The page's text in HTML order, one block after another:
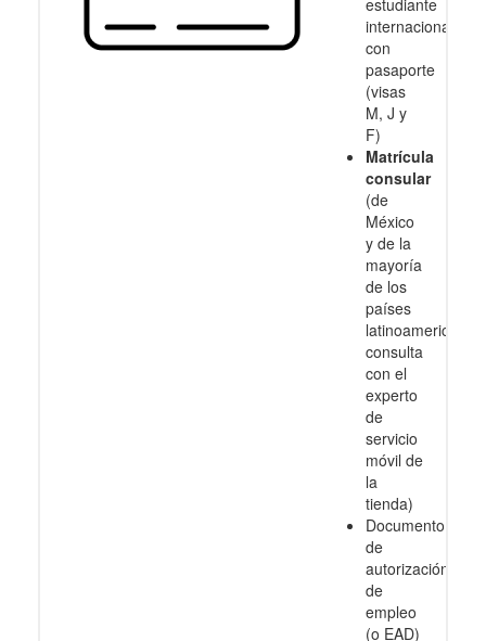
estudiante
internacional
con
pasaporte
(visas
M, J y
F)
Matrícula
consular
(de
México
y de la
mayoría
de los
países
latinoamericanos,
consulta
con el
experto
de
servicio
móvil de
la
tienda)
Documento
de
autorización
de
empleo
(o EAD)